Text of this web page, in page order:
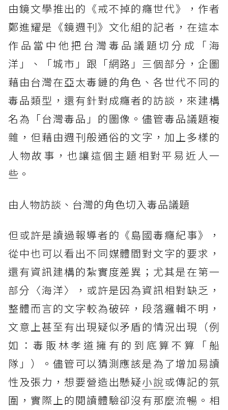
由鏡文學推出的《戒不掉的癮世代》，作者
鄭進耀是《鏡週刊》文化組的記者，在這本
作品當中他把台灣毒品議題切分成「海
洋」、「城市」跟「網路」三個部分，企圖
藉由台灣在亞太毒鏈的角色、各世代不同的
毒品類型，還有針對成癮者的訪談，來建構
名為「台灣毒品」的圖像。儘管毒品議題複
雜，但藉由週刊般通俗的文字，加上多樣的
人物故事，也讓這個主題相對平易近人一
些。
由人物訪談、台灣的角色切入毒品議題
但或許是讀過報導者的《島國毒癮紀事》，
從中也可以看出不同媒體間對文字的要求，
還有資訊建構的紮實度差異；尤其是在第一
部分〈海洋〉，或許是因為資訊相對缺乏，
整體而言的文字較為破碎，段落邏輯不明，
文意上甚至有出現疑似矛盾的情況出現（例
如：毒販林孝道擁有的到底算不算「船
隊」）。儘管可以猜測應該是為了增加易讀
性及張力，想要營造出懸疑小說或傳記的氛
圍，實際上的閱讀體驗卻沒有那麼流暢。相